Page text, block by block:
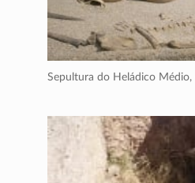
Sepultura do Heládico Médio,